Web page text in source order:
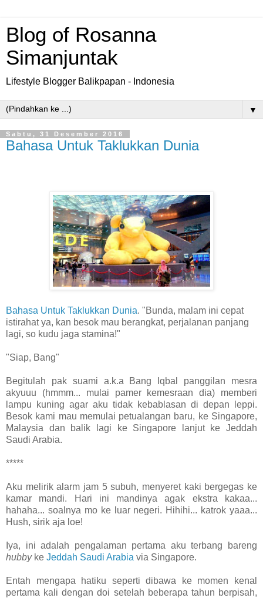
Blog of Rosanna
Simanjuntak
Lifestyle Blogger Balikpapan - Indonesia
▼
Sabtu, 31 Desember 2016
Bahasa Untuk Taklukkan Dunia
Bahasa Untuk Taklukkan Dunia. "Bunda, malam ini cepat
istirahat ya, kan besok mau berangkat, perjalanan panjang
lagi, so kudu jaga stamina!"
"Siap, Bang"
Begitulah pak suami a.k.a Bang Iqbal panggilan mesra
akyuuu (hmmm... mulai pamer kemesraan dia) memberi
lampu kuning agar aku tidak kebablasan di depan leppi.
Besok kami mau memulai petualangan baru, ke Singapore,
Malaysia dan balik lagi ke Singapore lanjut ke Jeddah
Saudi Arabia.
*****
Aku melirik alarm jam 5 subuh, menyeret kaki bergegas ke
kamar mandi. Hari ini mandinya agak ekstra kakaa...
hahaha... soalnya mo ke luar negeri. Hihihi... katrok yaaa...
Hush, sirik aja loe!
Iya, ini adalah pengalaman pertama aku terbang bareng
hubbyke Jeddah Saudi Arabia via Singapore.
Entah mengapa hatiku seperti dibawa ke momen kenal
pertama kali dengan doi setelah beberapa tahun berpisah,